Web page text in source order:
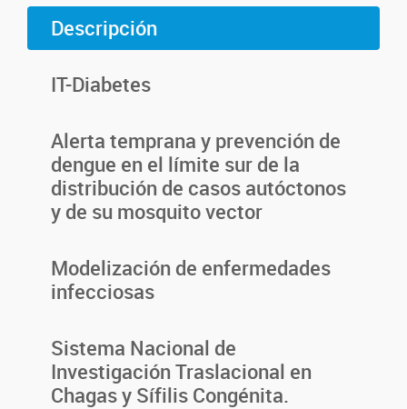
Descripción
IT-Diabetes
Alerta temprana y prevención de
dengue en el límite sur de la
distribución de casos autóctonos
y de su mosquito vector
Modelización de enfermedades
infecciosas
Sistema Nacional de
Investigación Traslacional en
Chagas y Sífilis Congénita.